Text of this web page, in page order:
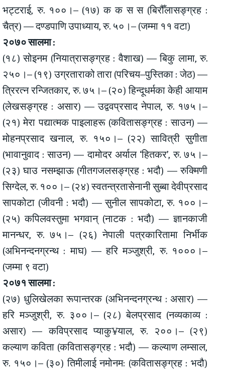
भट्टराई, रु. १००।– (१७) क क स स (बिरौँलासङ्ग्रह :
चैत्र) — दण्डपाणि उपाध्याय, रु. ५०।– (जम्मा ११ वटा)
२०७० सालमा :
(१८) सोइनम (नियात्रासङ्ग्रह : वैशाख) — बिकु लामा, रु.
२५०।– (१९) उग्रताराको तारा (परिचय–पुस्तिका : जेठ) —
त्रिरत्न रन्जितकार, रु. ७५।– (२०) हिन्दूधर्मका केही आयाम
(लेखसङ्ग्रह : असार) — उद्ववप्रसाद नेपाल, रु. १७५।–
(२१) मेरा पद्यात्मक पाइलाहरू (कवितासङ्ग्रह : साउन) —
मोहनप्रसाद खनाल, रु. १५०।– (२२) सावित्री सुगीता
(भावानुवाद : साउन) — दामोदर अर्याल ‘हितकर’, रु. ७५।–
(२३) घाउ नसम्झाऊ (गीतगजलसङ्ग्रह : भदौ) — रुक्मिणी
सिग्देल, रु. १००।– (२४) स्वतन्त्रतासेनानी सुब्बा देवीप्रसाद
सापकोटा (जीवनी : भदौ) — सुनील सापकोटा, रु. १००।–
(२५) कपिलवस्तुमा भगवान् (नाटक : भदौ) — ज्ञानकाजी
मानन्धर, रु. ७५।– (२६) नेपाली पत्रकारितामा निर्भीक
(अभिनन्दनग्रन्थ : माघ) — हरि मञ्जुश्री, रु. १०००।–
(जम्मा ९ वटा)
२०७१ सालमा :
(२७) धुलिखेलका रूपान्तरक (अभिनन्दनग्रन्थ : असार) —
हरि मञ्जुश्री, रु. ३००।– (२८) बेलप्रसाद (नव्यकाव्य :
असार) — कविप्रसाद प्याकु¥याल, रु. २००।– (२९)
कल्याण कविता (कवितासङ्ग्रह : भदौ) — कल्याण लम्साल,
रु. १५०।– (३०) तिमीलाई नमोनम: (कवितासङ्ग्रह : भदौ)